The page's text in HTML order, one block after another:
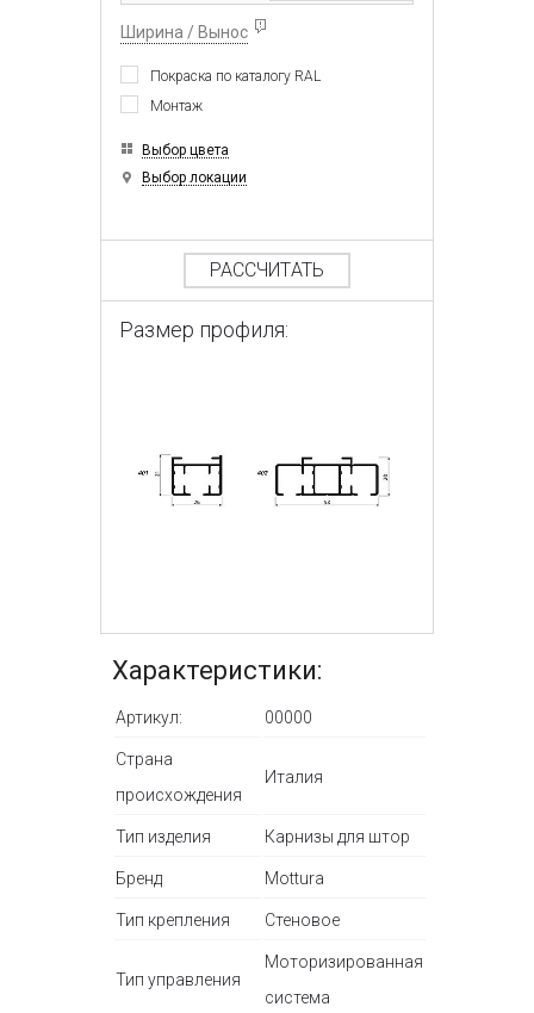
Ширина / Вынос
Покраска по каталогу RAL
Монтаж
Выбор цвета
Выбор локации
РАССЧИТАТЬ
Размер профиля:
Характеристики:
Артикул: 00000
Страна
происхождения
Италия
Тип изделия Карнизы для штор
Бренд Mottura
Тип крепления Стеновое
Тип управления
Моторизированная
система